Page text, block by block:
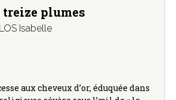
plumes
Isabelle
aux cheveux d’or, éduquée dans